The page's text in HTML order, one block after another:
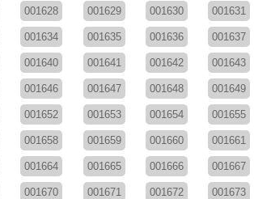
001628 001629 001630 001631
001634 001635 001636 001637
001640 001641 001642 001643
001646 001647 001648 001649
001652 001653 001654 001655
001658 001659 001660 001661
001664 001665 001666 001667
001670 001671 001672 001673